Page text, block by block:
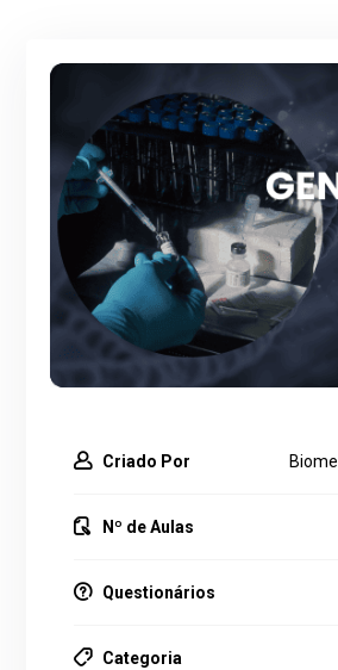
Criado Por
Nº de Aulas
Questionários
Categoria